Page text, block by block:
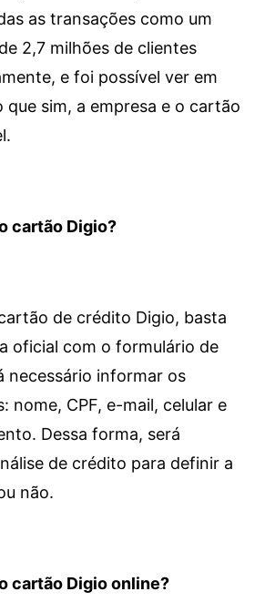
as transações como um
2,7 milhões de clientes
e foi possível ver em
que sim, a empresa e o cartão
cartão Digio?
de crédito Digio, basta
oficial com o formulário de
necessário informar os
nome, CPF, e-mail, celular e
Dessa forma, será
de crédito para definir a
não.
cartão Digio online?